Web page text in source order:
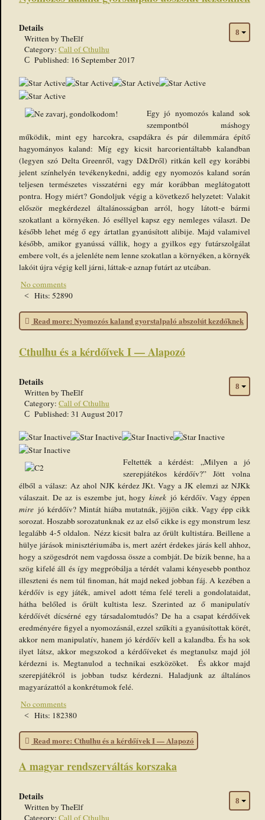
Details
Written byTheElf
Category: Call of Cthulhu
Published: 16 September 2017
User
Rating:5/5
Egy jó nyomozós kaland sok
szempontból máshogy
működik, mint egy harcokra, csapdákra és pár dilemmára építő
hagyományos kaland: Míg egy kicsit harcorientáltabb kalandban
(legyen szó Delta Greenről, vagy D&Dről) ritkán kell egy korábbi
jelent színhelyén tevékenykedni, addig egy nyomozós kaland során
teljesen természetes visszatérni egy már korábban meglátogatott
pontra. Hogy miért? Gondoljuk végig a következő helyzetet: Valakit
először megkérdezel általánosságban arról, hogy látott-e bármi
szokatlant a környéken. Jó eséllyel kapsz egy nemleges választ. De
később lehet még ő egy ártatlan gyanúsított alibije. Majd valamivel
később, amikor gyanússá vállik, hogy a gyilkos egy futárszolgálat
embere volt, és a jelenléte nem lenne szokatlan a környéken, a környék
lakóit újra végig kell járni, láttak-e aznap futárt az utcában.
No comments
Hits: 52890
Read more: Nyomozós kaland gyorstalpaló abszolút kezdőknek
Cthulhu és a kérdőívek I — Alapozó
Details
Written byTheElf
Category: Call of Cthulhu
Published: 31 August 2017
Feltették a kérdést: „Milyen a jó
szerepjátékos kérdőív?” Jött volna
élből a válasz: Az ahol NJK kérdez JKt. Vagy a JK elemzi az NJKk
válaszait. De az is eszembe jut, hogy kinekjó kérdőív. Vagy éppen
mire jó kérdőív? Mintát hiába mutatnák, jöjjön cikk. Vagy épp cikk
sorozat. Hoszabb sorozatunknak ez az első cikke is egy monstrum lesz
legalább 4-5 oldalon. Nézz kicsit balra az őrült kultistára. Beillene a
hülye járások minisztériumába is, mert azért érdekes járás kell ahhoz,
hogy a szögesdrót nem vagdossa össze a combját. De bízik benne, ha a
szög kifelé áll és így megpróbálja a térdét valami kényesebb ponthoz
illeszteni és nem túl finoman, hát majd neked jobban fáj. A kezében a
kérdőív is egy játék, amivel adott téma felé tereli a gondolataidat,
hátha belőled is őrült kultista lesz. Szerinted az ő manipulatív
kérdőívét dícsérné egy társadalomtudós? De ha a csapat kérdőívek
eredményére figyel a nyomozásnál, ezzel szűkíti a gyanúsítottak körét,
akkor nem manipulatív, hanem jó kérdőív kell a kalandba. És ha sok
ilyet látsz, akkor megszokod a kérdőíveket és megtanulsz majd jól
kérdezni is. Megtanulod a technikai eszközöket. És akkor majd
szerepjátékról is jobban tudsz kérdezni. Haladjunk az általános
magyarázattól a konkrétumok felé.
No comments
Hits: 182380
Read more: Cthulhu és a kérdőívek I — Alapozó
A magyar rendszerváltás korszaka
Details
Written byTheElf
Category: Call of Cthulhu